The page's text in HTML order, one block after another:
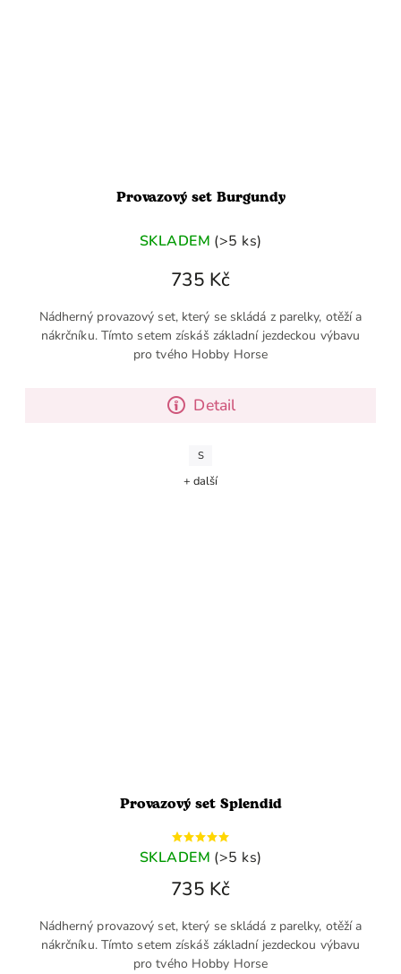
Provazový set Burgundy
SKLADEM (>5 ks)
735 Kč
Detail
Nádherný provazový set, který se skládá z parelky, otěží a
nákrčníku. Tímto setem získáš základní jezdeckou výbavu
pro tvého Hobby Horse
S
+ další
Provazový set Splendid
SKLADEM (>5 ks)
735 Kč
Nádherný provazový set, který se skládá z parelky, otěží a
nákrčníku. Tímto setem získáš základní jezdeckou výbavu
pro tvého Hobby Horse